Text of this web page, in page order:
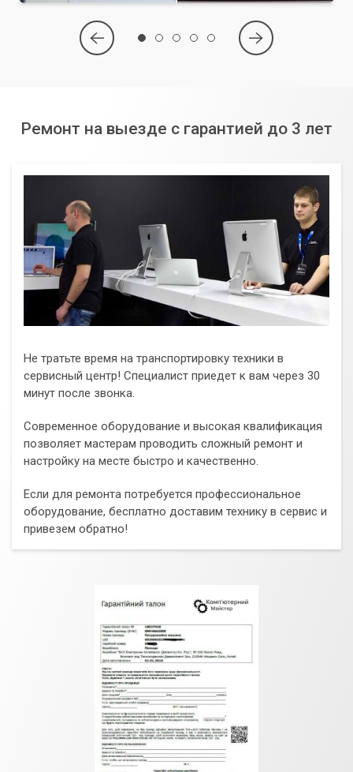
Ремонт на выезде с гарантией до 3 лет
Не тратьте время на транспортировку техники в
сервисный центр! Специалист приедет к вам через 30
минут после звонка.
Современное оборудование и высокая квалификация
позволяет мастерам проводить сложный ремонт и
настройку на месте быстро и качественно.
Если для ремонта потребуется профессиональное
оборудование, бесплатно доставим технику в сервис и
привезем обратно!